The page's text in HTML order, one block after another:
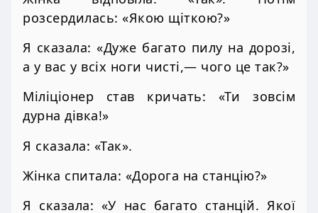
розсердилась: «Якою щіткою?»
Я сказала: «Дуже багато пилу на дорозі,
а у вас у всіх ноги чисті,— чого це так?»
Міліціонер став кричать: «Ти зовсім
дурна дівка!»
Я сказала: «Так».
Жінка спитала: «Дорога на станцію?»
Я сказала: «У нас багато станцій. Якої